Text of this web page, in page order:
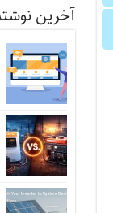
آخرین